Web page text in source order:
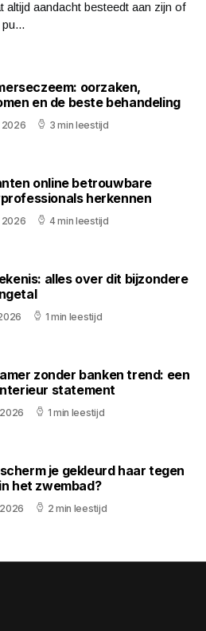
altijd aandacht besteedt aan zijn of
oorzaken,
en de beste behandeling
2026 3 min leestijd
online betrouwbare
herkennen
2026 4 min leestijd
alles over dit bijzondere
1 min leestijd
zonder banken trend: een
statement
1 min leestijd
je gekleurd haar tegen
het zwembad?
2 min leestijd